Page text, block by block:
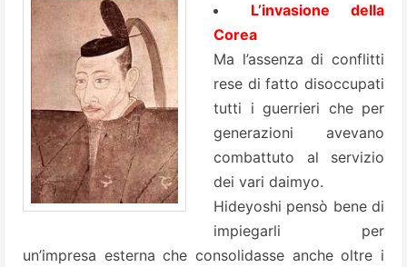
L’invasione della
Corea
Ma l’assenza di conflitti
rese di fatto disoccupati
tutti i guerrieri che per
generazioni avevano
combattuto al servizio
dei vari daimyo.
Hideyoshi pensò bene di
impiegarli per
un’impresa esterna che consolidasse anche oltre i